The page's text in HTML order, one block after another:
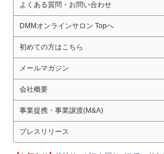
よくある質問・お問い合わせ
DMMオンラインサロン Topへ
初めての方はこちら
メールマガジン
会社概要
事業提携・事業譲渡(M&A)
プレスリリース